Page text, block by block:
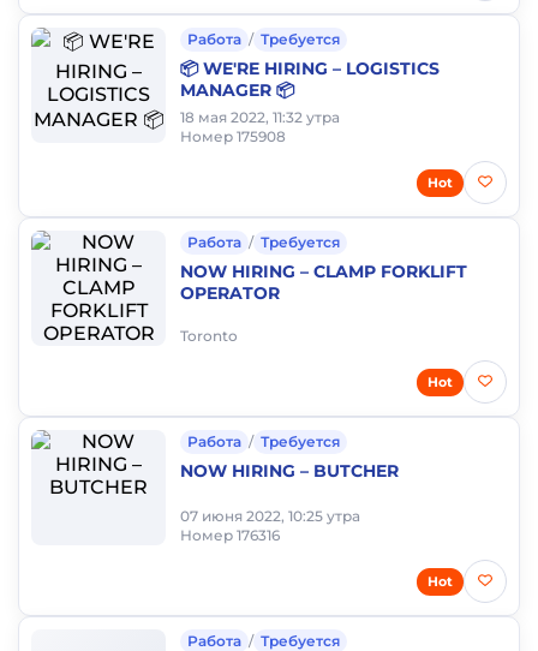
Работа / Требуется
📦 WE'RE HIRING – LOGISTICS
MANAGER 📦
18 мая 2022, 11:32 утра
Номер 175908
Hot
Работа / Требуется
NOW HIRING – CLAMP FORKLIFT
OPERATOR
Toronto
Hot
Работа / Требуется
NOW HIRING – BUTCHER
07 июня 2022, 10:25 утра
Номер 176316
Hot
Работа / Требуется